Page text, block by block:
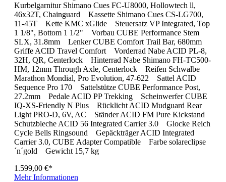
Kurbelgarnitur Shimano Cues FC-U8000, Hollowtech ll,
46x32T, Chainguard Kassette Shimano Cues CS-LG700,
11-45T Kette KMC xGlide Steuersatz VP Integrated, Top
1 1/8", Bottom 1 1/2" Vorbau CUBE Performance Stem
SLX, 31.8mm Lenker CUBE Comfort Trail Bar, 680mm
Griffe ACID Travel Comfort Vorderrad Nabe ACID PL-8,
32H, QR, Centerlock Hinterrad Nabe Shimano FH-TC500-
HM, 12mm Through Axle, Centerlock Reifen Schwalbe
Marathon Mondial, Pro Evolution, 47-622 Sattel ACID
Sequence Pro 170 Sattelstütze CUBE Performance Post,
27.2mm Pedale ACID PP Trekking Scheinwerfer CUBE
IQ-XS-Friendly N Plus Rücklicht ACID Mudguard Rear
Light PRO-D, 6V, AC Ständer ACID FM Pure Kickstand
Schutzbleche ACID 56 Integrated Carrier 3.0 Glocke Reich
Cycle Bells Ringsound Gepäckträger ACID Integrated
Carrier 3.0, CUBE Adapter Compatible Farbe solareclipse
´n´gold Gewicht 15,7 kg
1.599,00 €*
Mehr Informationen